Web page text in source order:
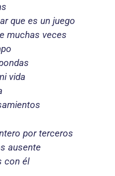
que es un juego
muchas veces
vida
por terceros
ausente
con él